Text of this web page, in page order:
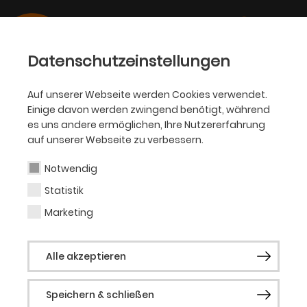
Datenschutzeinstellungen
Auf unserer Webseite werden Cookies verwendet.
Einige davon werden zwingend benötigt, während
es uns andere ermöglichen, Ihre Nutzererfahrung
auf unserer Webseite zu verbessern.
Notwendig
Statistik
Marketing
Alle akzeptieren
Speichern & schließen
OPER
Hye Jung Lee
Sopranistin (Gast)
Die koreanische Sopranistin Hye Jung Lee
debütierte in der Spielzeit 2012/13 an der
Florida Grand Opera als Papagena (Die
Zauberflöte ) und als Lisa ( La Sonnambula).